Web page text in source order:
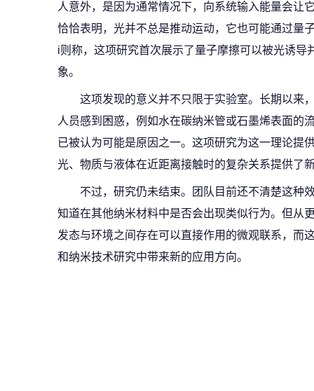
人意外，是因为通常情况下，向系统输入能量会让
恰恰表明，光并不总是推动运动，它也可能通过量
i则称，这项研究首次展示了量子摩擦可以被光诱导
象。
这项发现的意义并不只限于实验室。长期以来
人员感到困惑，例如水在碳纳米管或石墨烯表面的
已被认为可能是原因之一。这项研究为这一理论提
光、物质与液体在近距离接触时的复杂关系提供了
不过，研究仍未结束。团队目前还不清楚这种
知道在其他纳米材料中是否会出现类似行为。但从
发态与环境之间存在可以直接作用的微观联系，而
和纳米技术研究中带来新的应用方向。